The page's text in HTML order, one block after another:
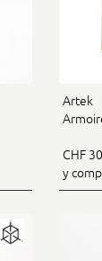
Artek
CHF
y